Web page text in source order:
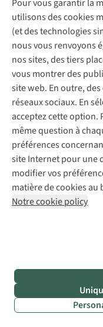
« Je
voyage
depuis
trois
ans
dans
ma
petite
voiture
aménagée,
une
Ford
Fiesta.
J’avais
vraiment
m
m
Pour vous garantir la
utilisons des cookies
(et des technologies
nous vous renvoyons
nos sites, des tiers
vous montrer des
site web. En outre,
réseaux sociaux. En
acceptez cette option.
même question à
préférences
site Internet pour une
modifier vos
matière de cookies au
Notre cookie policy